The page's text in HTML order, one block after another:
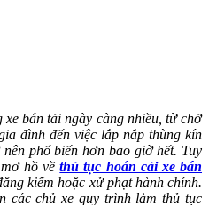
xe bán tải ngày càng nhiều, từ chở
đình đến việc lắp nắp thùng kín
phổ biến hơn bao giờ hết. Tuy
mơ hồ vềthủ tục hoán cải xe bán
kiểm hoặc xử phạt hành chính.
các chủ xe quy trình làm thủ tục